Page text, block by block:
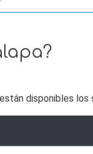
disponibles